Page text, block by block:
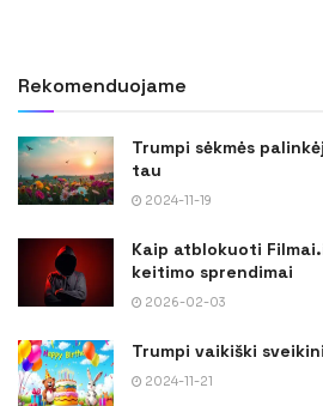
Rekomenduojame
Trumpi sėkmės
tau
2024-11-19
Kaip atblokuoti
keitimo sprendimai
2026-02-03
Trumpi vaikiški
2024-11-21